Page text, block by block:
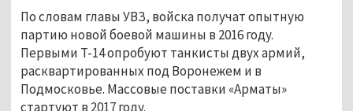
По словам главы УВЗ, войска получат опытную
партию новой боевой машины в 2016 году.
Первыми Т-14 опробуют танкисты двух армий,
расквартированных под Воронежем и в
Подмосковье. Массовые поставки «Арматы»
стартуют в 2017 году.